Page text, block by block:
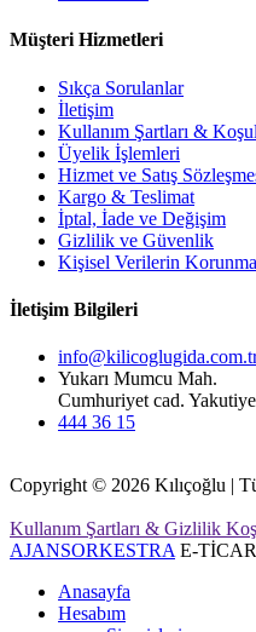
Müşteri Hizmetleri
Sıkça Sorulanlar
İletişim
Kullanım Şartları &
Üyelik İşlemleri
Hizmet ve Satış
Kargo & Teslimat
İptal, İade ve Değişim
Gizlilik ve Güvenlik
Kişisel Verilerin
İletişim Bilgileri
Yukarı Mumcu Mah.
Cumhuriyet cad.
444 36 15
Copyright © 2026 Kılıçoğlu |
Kullanım Şartları & Gizlilik
AJANSORKESTRA E-
Anasayfa
Hesabım